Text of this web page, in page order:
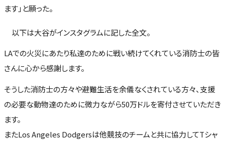
ます」と願った。
以下は大谷がインスタグラムに記した全文。
LAでの火災にあたり私達のために戦い続けてくれている消防士の皆
さんに心から感謝します。
そうした消防士の方々や避難生活を余儀なくされている方々、支援
の必要な動物達のために微力ながら50万ドルを寄付させていただき
ます。
またLos Angeles Dodgersは他競技のチームと共に協力してTシャ